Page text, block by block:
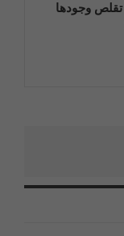
Microsoft تقلص وجودها